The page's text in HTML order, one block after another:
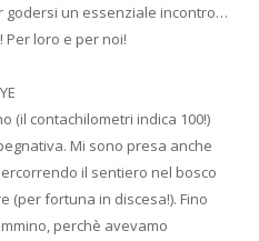
godersi un essenziale incontro…
Per loro e per noi!
(il contachilometri indica 100!)
Mi sono presa anche
il sentiero nel bosco
(per fortuna in discesa!). Fino
perchè avevamo